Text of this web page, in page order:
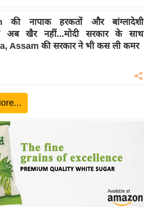
की नापाक हरकतों और बांग्लादेशी
अब खैर नहीं...मोदी सरकार के साथ
Assam की सरकार ने भी कस ली कमर